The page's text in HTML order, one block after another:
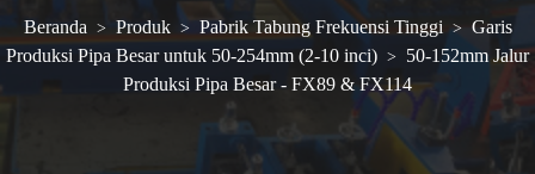
Beranda> Produk> Pabrik Tabung Frekuensi Tinggi> Garis
Produksi Pipa Besar untuk 50-254mm (2-10 inci) > 50-152mm Jalur
Produksi Pipa Besar - FX89 & FX114